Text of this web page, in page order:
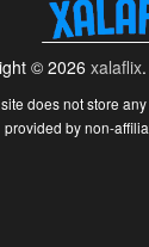
© 2026xalaflix
does not store
provided by non-